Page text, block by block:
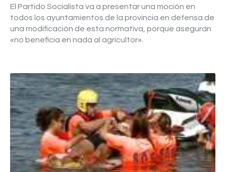
El Partido Socialista va a presentar una moción en
todos los ayuntamientos de la provincia en defensa de
una modificación de esta normativa, porque aseguran
«no beneficia en nada al agricultor».